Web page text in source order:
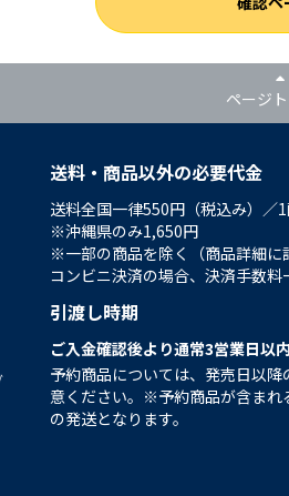
ページ
送料・商品以外の必要代金
送料全国一律550円（税込み）／
※沖縄県のみ1,650円
※一部の商品を除く（商品詳細に
コンビニ決済の場合、決済手数料
引渡し時期
ご入金確認後より通常3営業日以
予約商品については、発売日以
意ください。※予約商品が含まれ
の発送となります。